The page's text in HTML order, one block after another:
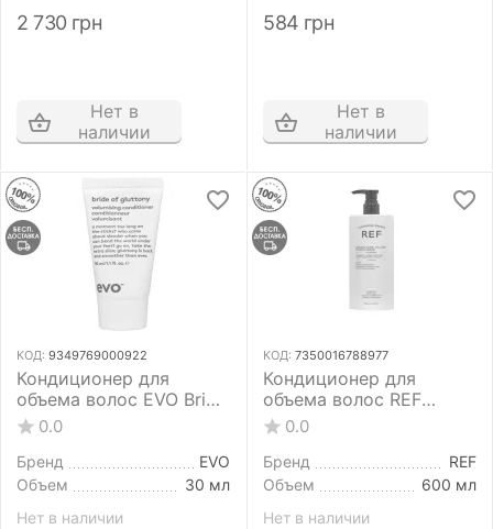
2 730 грн
Нет в
наличии
584 грн
Нет в
наличии
КОД: 9349769000922
Кондиционер для
объема волос EVO Bride
of Gluttony Volumising
Conditioner 30 мл
0.0
Бренд
EVO
Объем
30 мл
Нет в наличии
КОД: 7350016788977
Кондиционер для
объема волос REF
Weightless Volume
Conditioner 600 мл
0.0
Бренд
REF
Объем
600 мл
Нет в наличии